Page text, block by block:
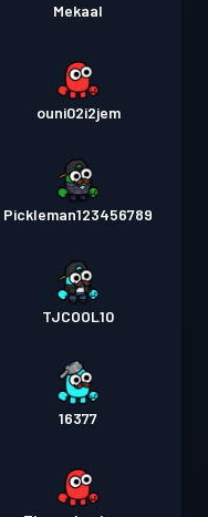
Mekaal
ouni02i2jem
Pickleman123456789
TJCOOL10
16377